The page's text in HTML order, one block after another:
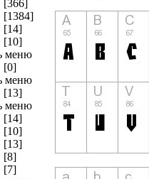
[366]
[1384]
[14]
[10]
[0]
[13]
[14]
[10]
[13]
[8]
[7]